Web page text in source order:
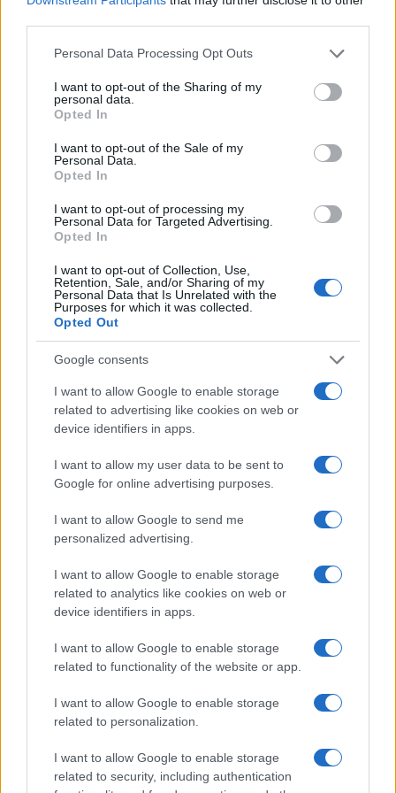
Please note that this website/app uses one or more Google
not limited to your visit or usage behaviour. You may click to
grant or deny consent to Google and its third-party tags to
use your data for below specified purposes in below Google
consent section.
Personal Data Processing Opt Outs
I want to opt-out of the Sharing of my
personal data.
Opted In
I want to opt-out of the Sale of my
Personal Data.
Opted In
I want to opt-out of processing my
Personal Data for Targeted Advertising.
Opted In
I want to opt-out of Collection, Use,
Retention, Sale, and/or Sharing of my
Personal Data that Is Unrelated with the
Purposes for which it was collected.
Opted Out
Google consents
I want to allow Google to enable storage
related to advertising like cookies on web or
device identifiers in apps.
I want to allow my user data to be sent to
Google for online advertising purposes.
I want to allow Google to send me
personalized advertising.
I want to allow Google to enable storage
related to analytics like cookies on web or
device identifiers in apps.
I want to allow Google to enable storage
related to functionality of the website or app.
I want to allow Google to enable storage
related to personalization.
I want to allow Google to enable storage
related to security, including authentication
Ofer Ákunisz, izraeli tudományügyi miniszter
üdvözölte a kutatást, mely a “gyönyörű és
különleges Micpe Rámonban kapott helyet,
és kiemelt tudományos és promóciós
jelentőséggel bír Izrael számára”.
A nagy településközpontoktól távol fekvő
Micpe Rámon korábban már helyt adott egy
Mars-kutatásnak, melyre a sivatagi éghajlat
és a fényszennyezettségtől mentes,
különlegesen tiszta éjszakai égbolt teszi
alkalmassá. Két évvel ezelőtt a D-Mars nevű
projektet bonyolították le a város közelében,
a Weitzman Intézet szervezésében. Akkor hat
izraeli kutató, – akiket ramonautáknak
neveztek a pontosan 16 éve, 2003
februárjában meghalt izraeli űrhajós, Ilán
Rámon emlékére – próbálta ki a várható
életkörülményeket a vörös bolygón